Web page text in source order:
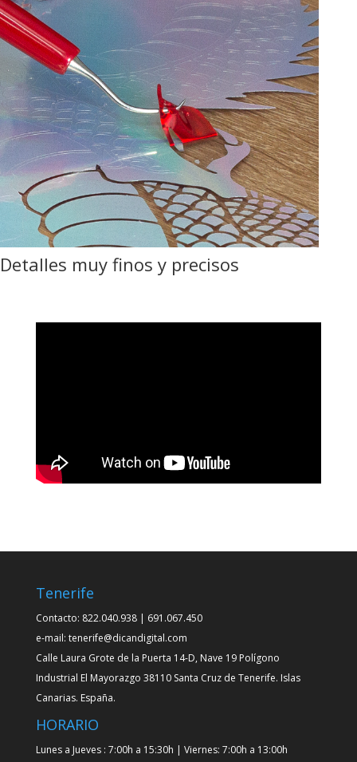
Detalles muy finos y precisos
Tenerife
Contacto: 822.040.938 | 691.067.450
e-mail: tenerife@dicandigital.com
Calle Laura Grote de la Puerta 14-D, Nave 19 Polígono
Industrial El Mayorazgo 38110 Santa Cruz de Tenerife. Islas
Canarias. España.
HORARIO
Lunes a Jueves : 7:00h a 15:30h | Viernes: 7:00h a 13:00h